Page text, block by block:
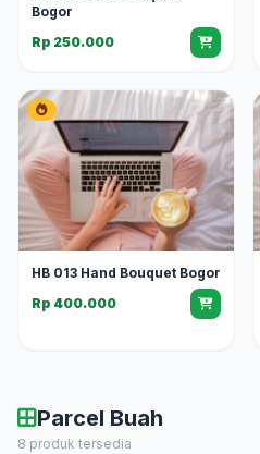
Bogor
Rp 250.000
HB 013 Hand Bouquet Bogor
Rp 400.000
Parcel Buah
8 produk tersedia